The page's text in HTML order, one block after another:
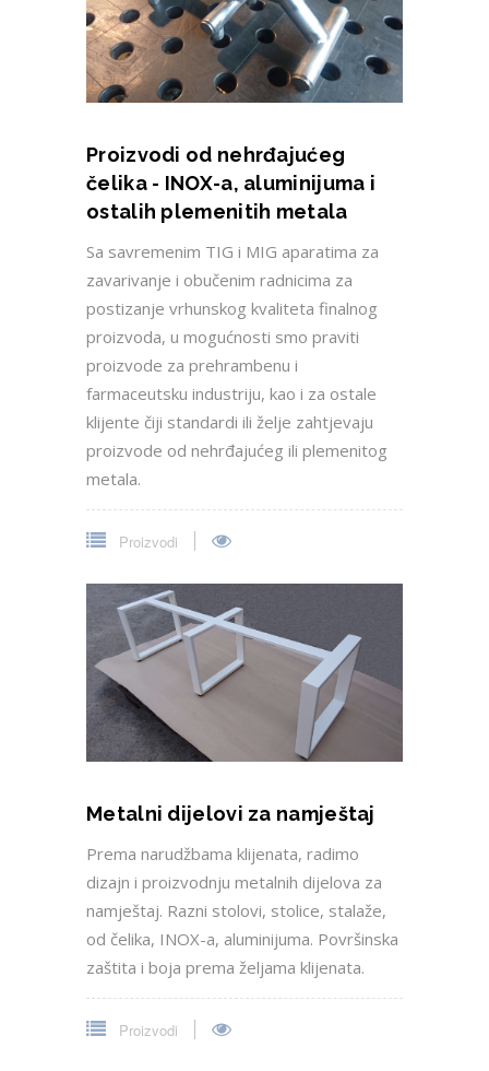
Proizvodi od nehrđajućeg
čelika - INOX-a, aluminijuma i
ostalih plemenitih metala
Sa savremenim TIG i MIG aparatima za
zavarivanje i obučenim radnicima za
postizanje vrhunskog kvaliteta finalnog
proizvoda, u mogućnosti smo praviti
proizvode za prehrambenu i
farmaceutsku industriju, kao i za ostale
klijente čiji standardi ili želje zahtjevaju
proizvode od nehrđajućeg ili plemenitog
metala.
Proizvodi
Metalni dijelovi za namještaj
Prema narudžbama klijenata, radimo
dizajn i proizvodnju metalnih dijelova za
namještaj. Razni stolovi, stolice, stalaže,
od čelika, INOX-a, aluminijuma. Površinska
zaštita i boja prema željama klijenata.
Proizvodi